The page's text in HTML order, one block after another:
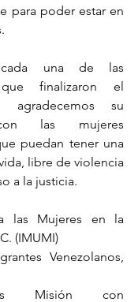
para poder estar en
una de las
que finalizaron el
su
las mujeres
puedan tener una
libre de violencia
a la justicia.
las Mujeres en la
(IMUMI)
Venezolanos,
Misión con